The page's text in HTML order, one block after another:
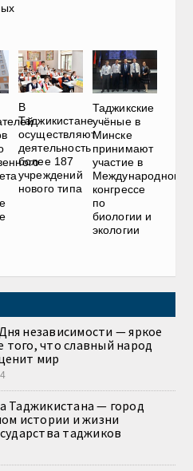
В
Таджикистане
осуществляют
деятельность
более 187
учреждений
нового типа
Таджикские
учёные в
Минске
принимают
участие в
Международном
конгрессе
по
биологии и
экологии
независимости — яркое
что славный народ
мир
Таджикистана — город
истории и жизни
таджиков